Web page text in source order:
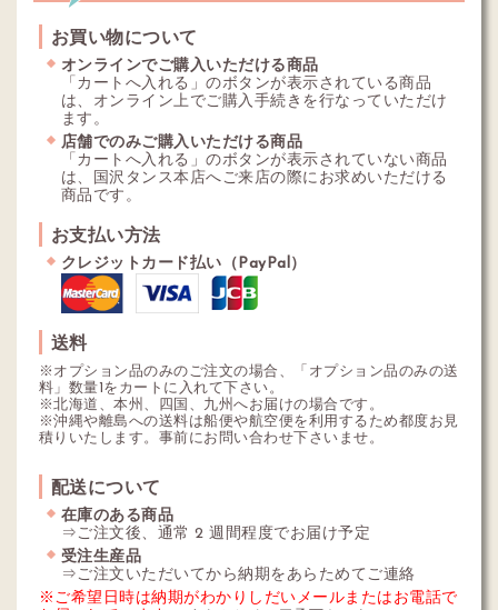
お買い物について
オンラインでご購入いただける商品
「カートへ入れる」のボタンが表示されている商品
は、オンライン上でご購入手続きを行なっていただけ
ます。
店舗でのみご購入いただける商品
「カートへ入れる」のボタンが表示されていない商品
は、国沢タンス本店へご来店の際にお求めいただける
商品です。
お支払い方法
クレジットカード払い（PayPal）
送料
※オプション品のみのご注文の場合、「オプション品のみの送
料」数量1をカートに入れて下さい。
※北海道、本州、四国、九州へお届けの場合です。
※沖縄や離島への送料は船便や航空便を利用するため都度お見
積りいたします。事前にお問い合わせ下さいませ。
配送について
在庫のある商品
⇒ご注文後、通常 2 週間程度でお届け予定
受注生産品
⇒ご注文いただいてから納期をあらためてご連絡
※ご希望日時は納期がわかりしだいメールまたはお電話で